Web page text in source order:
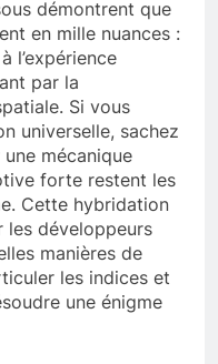
démontrent que
en mille nuances :
l’expérience
par la
Si vous
universelle, sachez
mécanique
forte restent les
Cette hybridation
les développeurs
manières de
les indices et
une énigme